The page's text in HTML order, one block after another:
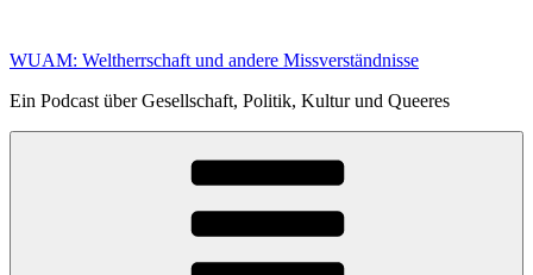
springen
WUAM: Weltherrschaft und andere Missverständnisse
Ein Podcast über Gesellschaft, Politik, Kultur und Queeres